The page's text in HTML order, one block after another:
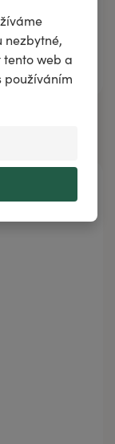
nezbytné,
web a
používáním